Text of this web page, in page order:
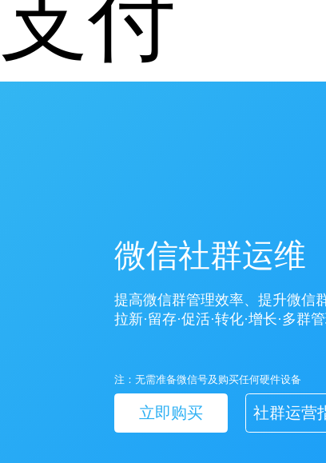
支付
微信社群运维
提高微信群管理效率、提升微信
拉新·留存·促活·转化·增长·多群
注：无需准备微信号及购买任何硬件设备
立即购买 社群运营